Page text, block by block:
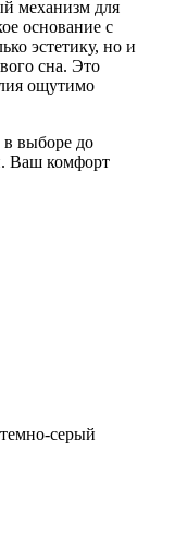
механизм для
основание с
эстетику, но и
сна. Это
ощутимо
выборе до
Ваш комфорт
серый